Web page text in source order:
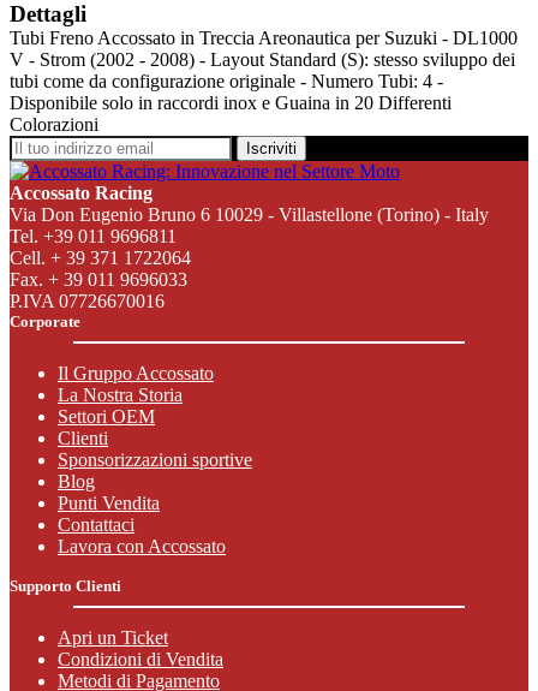
Dettagli
Tubi Freno Accossato in Treccia Areonautica per Suzuki - DL1000
V - Strom (2002 - 2008) - Layout Standard (S): stesso sviluppo dei
tubi come da configurazione originale - Numero Tubi: 4 -
Disponibile solo in raccordi inox e Guaina in 20 Differenti
Colorazioni
Iscriviti
Accossato Racing
Via Don Eugenio Bruno 6 10029 - Villastellone (Torino) - Italy
Tel. +39 011 9696811
Cell. + 39 371 1722064
Fax. + 39 011 9696033
P.IVA 07726670016
Corporate
Il Gruppo Accossato
La Nostra Storia
Settori OEM
Clienti
Sponsorizzazioni sportive
Blog
Punti Vendita
Contattaci
Lavora con Accossato
Supporto Clienti
Apri un Ticket
Condizioni di Vendita
Metodi di Pagamento